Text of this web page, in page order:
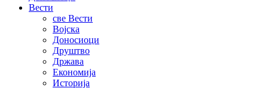
Вести
све Вести
Војска
Доносиоци
Друштво
Држава
Економија
Историја